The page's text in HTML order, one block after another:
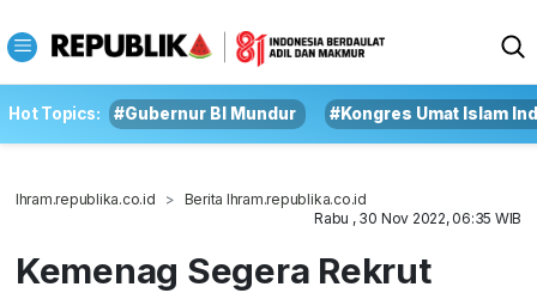
Hot Topics: #Gubernur BI Mundur #Kongres Umat Islam
Ihram.republika.co.id
Berita Ihram.republika.co.id
Rabu , 30 Nov 2022, 06:35 WIB
Kemenag Segera Rekrut